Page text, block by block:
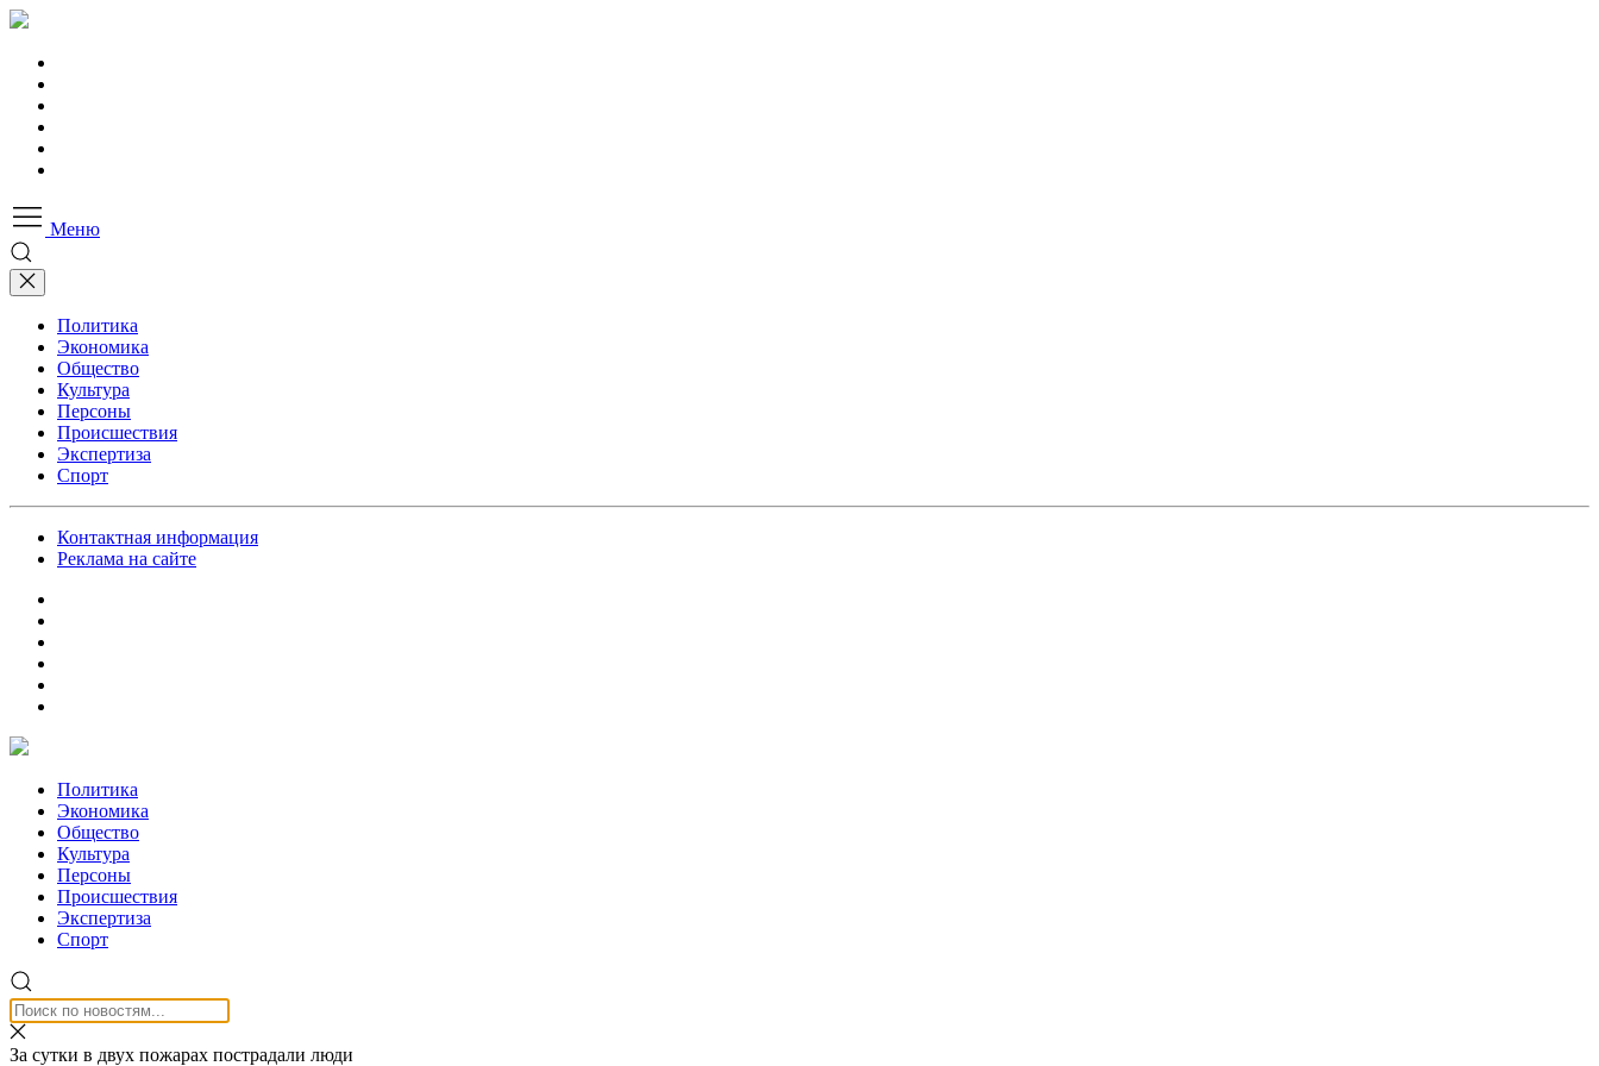
Меню
Политика
Экономика
Общество
Культура
Персоны
Происшествия
Экспертиза
Спорт
Контактная информация
Реклама на сайте
Политика
Экономика
Общество
Культура
Персоны
Происшествия
Экспертиза
Спорт
За сутки в двух пожарах пострадали люди